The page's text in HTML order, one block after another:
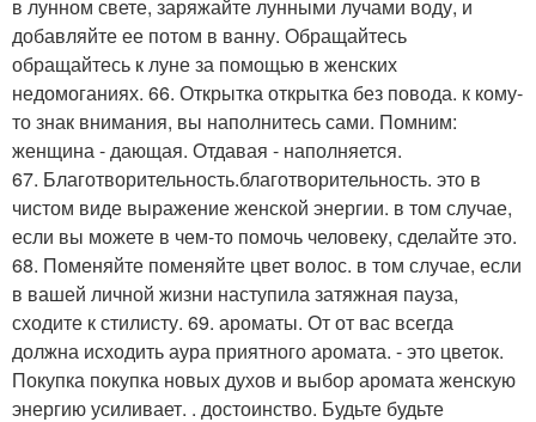
в лунном свете, заряжайте лунными лучами воду, и
добавляйте ее потом в ванну. Обращайтесь
обращайтесь к луне за помощью в женских
недомоганиях. 66. Открытка открытка без повода. к кому-
то знак внимания, вы наполнитесь сами. Помним:
женщина - дающая. Отдавая - наполняется.
67. Благотворительность.благотворительность. это в
чистом виде выражение женской энергии. в том случае,
если вы можете в чем-то помочь человеку, сделайте это.
68. Поменяйте поменяйте цвет волос. в том случае, если
в вашей личной жизни наступила затяжная пауза,
сходите к стилисту. 69. ароматы. От от вас всегда
должна исходить аура приятного аромата. - это цветок.
Покупка покупка новых духов и выбор аромата женскую
энергию усиливает. . достоинство. Будьте будьте